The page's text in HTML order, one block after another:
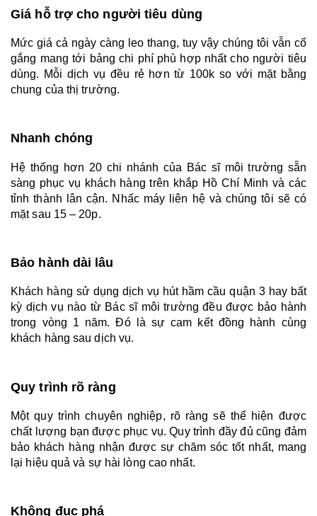
Giá hỗ trợ cho người tiêu dùng
Mức giá cả ngày càng leo thang, tuy vậy chúng tôi vẫn cố
gắng mang tới bảng chi phí phù hợp nhất cho người tiêu
dùng. Mỗi dịch vụ đều rẻ hơn từ 100k so với mặt bằng
chung của thị trường.
Nhanh chóng
Hệ thống hơn 20 chi nhánh của Bác sĩ môi trường sẵn
sàng phục vụ khách hàng trên khắp Hồ Chí Minh và các
tỉnh thành lân cận. Nhấc máy liên hệ và chúng tôi sẽ có
mặt sau 15 – 20p.
Bảo hành dài lâu
Khách hàng sử dụng dịch vụ hút hầm cầu quận 3 hay bất
kỳ dịch vụ nào từ Bác sĩ môi trường đều được bảo hành
trong vòng 1 năm. Đó là sự cam kết đồng hành cùng
khách hàng sau dịch vụ.
Quy trình rõ ràng
Một quy trình chuyên nghiệp, rõ ràng sẽ thể hiện được
chất lượng bạn được phục vụ. Quy trình đầy đủ cũng đảm
bảo khách hàng nhận được sự chăm sóc tốt nhất, mang
lại hiệu quả và sự hài lòng cao nhất.
Không đục phá